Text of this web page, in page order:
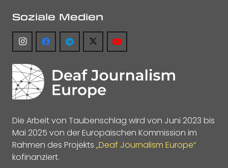
Soziale Medien
Die Arbeit von Taubenschlag wird von Juni 2023 bis
Mai 2025 von der Europäischen Kommission im
Rahmen des Projekts „Deaf Journalism Europe“
kofinanziert.